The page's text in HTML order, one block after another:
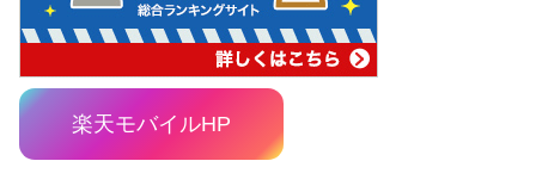
楽天モバイルHP